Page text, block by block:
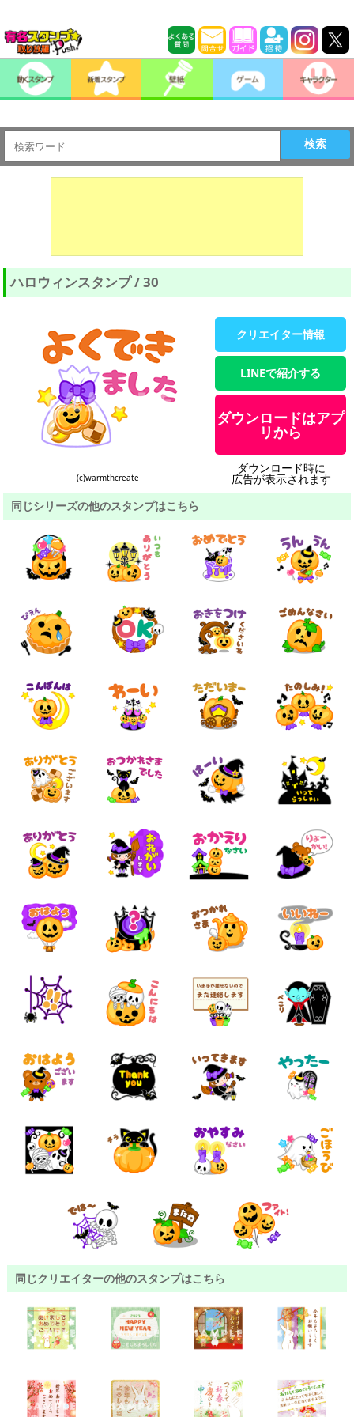
検索
ハロウィンスタンプ / 30
(c)warmthcreate
クリエイター情報
LINEで紹介する
ダウンロードはアプ
リから
ダウンロード時に
広告が表示されます
同じシリーズの他のスタンプはこちら
同じクリエイターの他のスタンプはこちら